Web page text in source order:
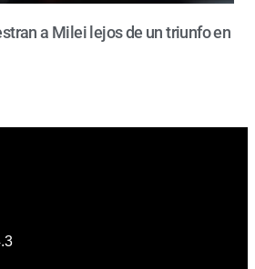
a Milei lejos de un triunfo en